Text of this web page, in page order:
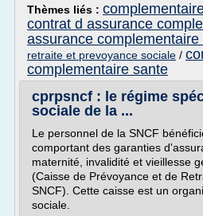
Thèmes liés :
contrat d assurance
assurance
retraite et prevoyance sociale /
complementaire sante
cprpsncf : le régime
sociale de la ...
Le personnel de la SNCF
comportant des garanties
maternité, invalidité et vieillesse
(Caisse de Prévoyance et de
SNCF). Cette caisse est un
sociale.